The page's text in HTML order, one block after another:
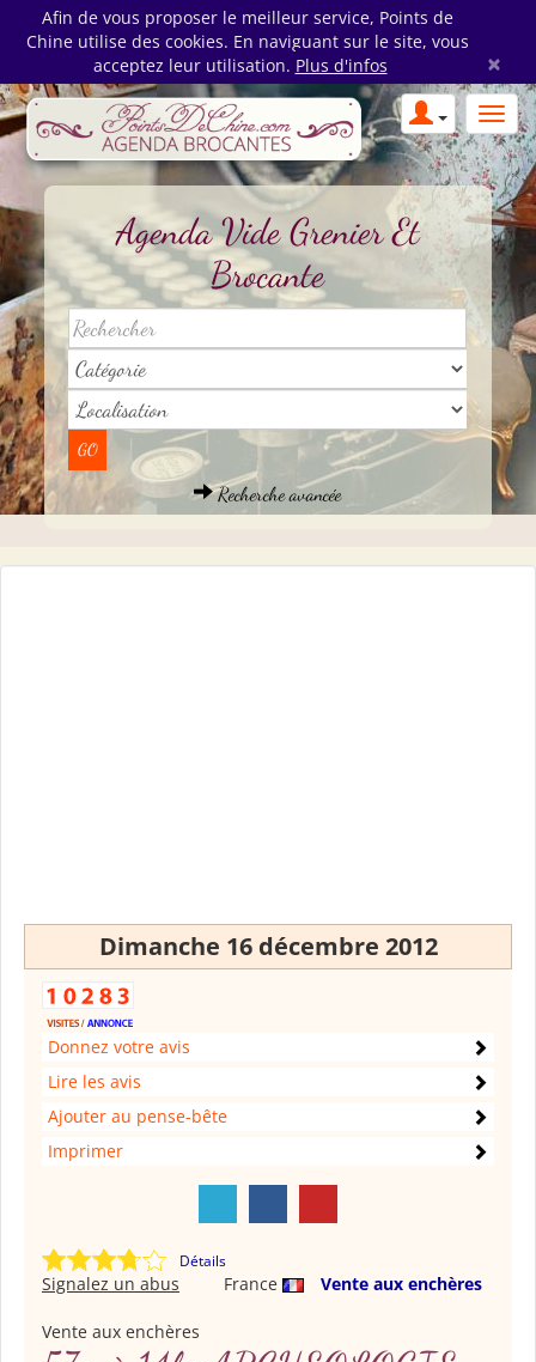
Afin de vous proposer le meilleur service, Points de
Chine utilise des cookies. En naviguant sur le site, vous
acceptez leur utilisation. Plus d'infos ×
Agenda Vide Grenier Et
Brocante
Recherche avancée
Dimanche 16 décembre 2012
Donnez votre avis
Lire les avis
Ajouter au pense-bête
Imprimer
Détails
France Vente aux enchères
Signalez un abus
Vente aux enchères